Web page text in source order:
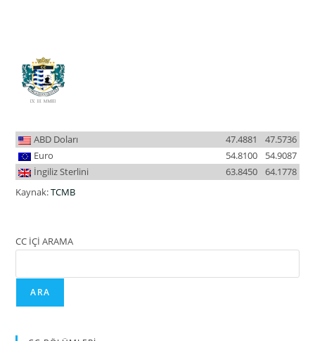
ABD Doları 47.5736
47.4881
Euro
54.9087
54.8100
İngiliz Sterlini
64.1778
63.8450
Kaynak:TCMB
CC İÇİ ARAMA
ARA